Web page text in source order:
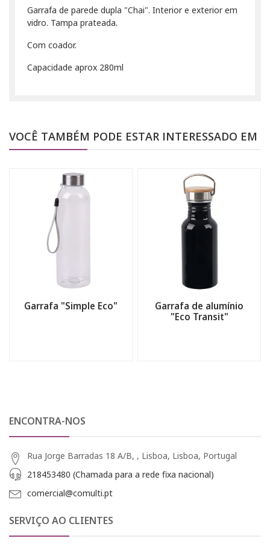
Garrafa de parede dupla "Chai". Interior e exterior em
vidro. Tampa prateada.
Com coador.
Capacidade aprox 280ml
VOCÊ TAMBÉM PODE ESTAR INTERESSADO EM
Garrafa "Simple Eco"
Garrafa de alumínio
"Eco Transit"
ENCONTRA-NOS
Rua Jorge Barradas 18 A/B, , Lisboa, Lisboa, Portugal
218453480 (Chamada para a rede fixa nacional)
comercial@comulti.pt
SERVIÇO AO CLIENTES